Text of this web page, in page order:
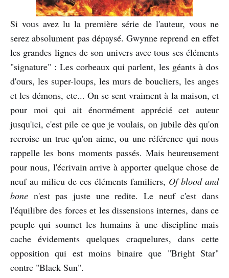
Si vous avez lu la première série de l'auteur, vous ne
serez absolument pas dépaysé. Gwynne reprend en effet
les grandes lignes de son univers avec tous ses éléments
"signature" : Les corbeaux qui parlent, les géants à dos
d'ours, les super-loups, les murs de boucliers, les anges
et les démons, etc... On se sent vraiment à la maison, et
pour moi qui ait énormément apprécié cet auteur
jusqu'ici, c'est pile ce que je voulais, on jubile dès qu'on
recroise un truc qu'on aime, ou une référence qui nous
rappelle les bons moments passés. Mais heureusement
pour nous, l'écrivain arrive à apporter quelque chose de
neuf au milieu de ces éléments familiers, Of blood and
bone n'est pas juste une redite. Le neuf c'est dans
l'équilibre des forces et les dissensions internes, dans ce
peuple qui soumet les humains à une discipline mais
cache évidements quelques craquelures, dans cette
opposition qui est moins binaire que "Bright Star"
contre "Black Sun".